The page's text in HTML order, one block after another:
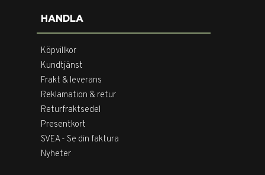
HANDLA
Köpvillkor
Kundtjänst
Frakt & leverans
Reklamation & retur
Returfraktsedel
Presentkort
SVEA - Se din faktura
Nyheter